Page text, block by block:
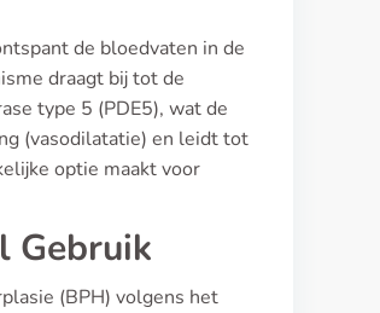
de bloedvaten in de
draagt bij tot de
type 5 (PDE5), wat de
(vasodilatatie) en leidt tot
optie maakt voor
Gebruik
(BPH) volgens het